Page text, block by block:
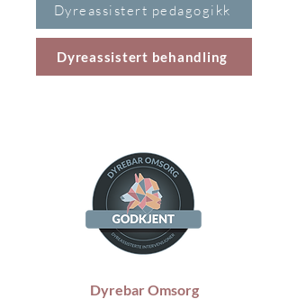
Dyreassistert pedagogikk
Dyreassistert behandling
Dyrebar Omsorg